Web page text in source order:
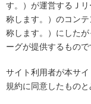
す。）が運営するＪ
称します。）のコン
称します。）にした
ーグが提供するもので
サイト利用者が本サ
規約に同意したものと